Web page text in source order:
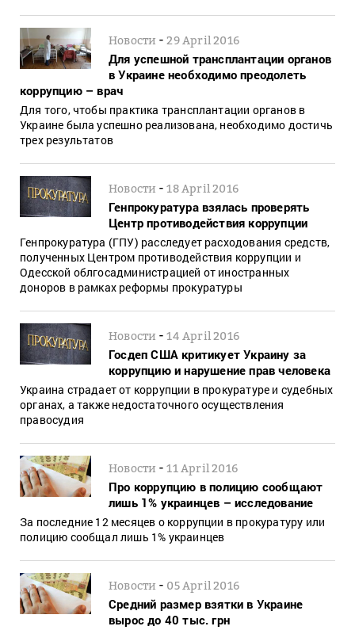
Новости -29 April 2016
Для успешной трансплантации органов
в Украине необходимо преодолеть
коррупцию – врач
Для того, чтобы практика трансплантации органов в
Украине была успешно реализована, необходимо достичь
трех результатов
Новости -18 April 2016
Генпрокуратура взялась проверять
Центр противодействия коррупции
Генпрокуратура (ГПУ) расследует расходования средств,
полученных Центром противодействия коррупции и
Одесской облгосадминистрацией от иностранных
доноров в рамках реформы прокуратуры
Новости -14 April 2016
Госдеп США критикует Украину за
коррупцию и нарушение прав человека
Украина страдает от коррупции в прокуратуре и судебных
органах, а также недостаточного осуществления
правосудия
Новости -11 April 2016
Про коррупцию в полицию сообщают
лишь 1% украинцев – исследование
За последние 12 месяцев о коррупции в прокуратуру или
полицию сообщал лишь 1% украинцев
Новости - 05 April 2016
Средний размер взятки в Украине
вырос до 40 тыс. грн